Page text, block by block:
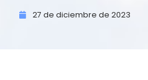
27 de diciembre de 2023